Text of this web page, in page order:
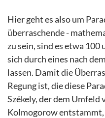
Hier geht es also um
überraschende -
zu sein, sind es etwa
sich durch eines nach
lassen. Damit die
Regung ist, die diese
Székely, der dem Umfeld
Kolmogorow